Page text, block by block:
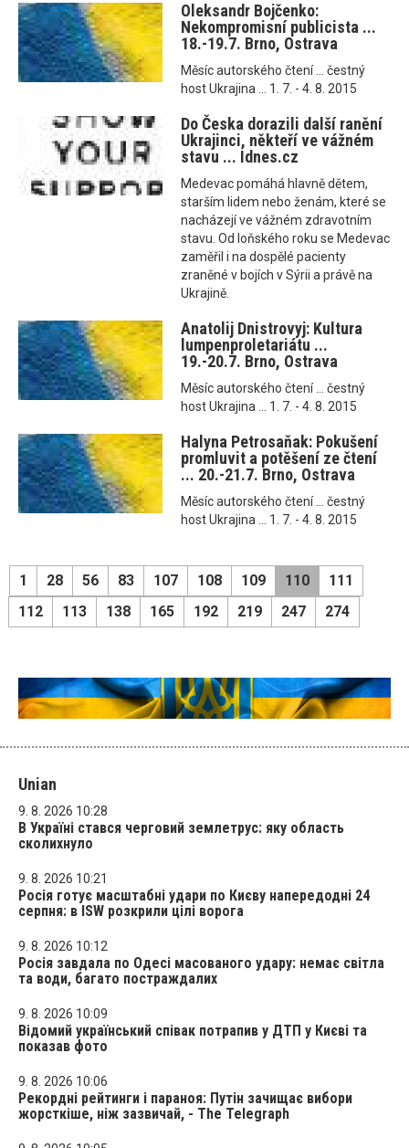
Oleksandr Bojčenko:
Nekompromisní publicista ...
18.-19.7. Brno, Ostrava
Měsíc autorského čtení ... čestný
host Ukrajina ... 1. 7. - 4. 8. 2015
Do Česka dorazili další ranění
Ukrajinci, někteří ve vážném
stavu ... Idnes.cz
Medevac pomáhá hlavně dětem,
starším lidem nebo ženám, které se
nacházejí ve vážném zdravotním
stavu. Od loňského roku se Medevac
zaměřil i na dospělé pacienty
zraněné v bojích v Sýrii a právě na
Ukrajině.
Anatolij Dnistrovyj: Kultura
lumpenproletariátu ...
19.-20.7. Brno, Ostrava
Měsíc autorského čtení ... čestný
host Ukrajina ... 1. 7. - 4. 8. 2015
Halyna Petrosaňak: Pokušení
promluvit a potěšení ze čtení
... 20.-21.7. Brno, Ostrava
Měsíc autorského čtení ... čestný
host Ukrajina ... 1. 7. - 4. 8. 2015
1 28 56 83 107 108 109 110
111
112
113 138 165 192 219 247 274
Unian
9. 8. 2026 10:28
В Україні стався черговий землетрус: яку область
сколихнуло
9. 8. 2026 10:21
Росія готує масштабні удари по Києву напередодні 24
серпня: в ISW розкрили цілі ворога
9. 8. 2026 10:12
Росія завдала по Одесі масованого удару: немає світла
та води, багато постраждалих
9. 8. 2026 10:09
Відомий український співак потрапив у ДТП у Києві та
показав фото
9. 8. 2026 10:06
Рекордні рейтинги і параноя: Путін зачищає вибори
жорсткіше, ніж зазвичай, - The Telegraph